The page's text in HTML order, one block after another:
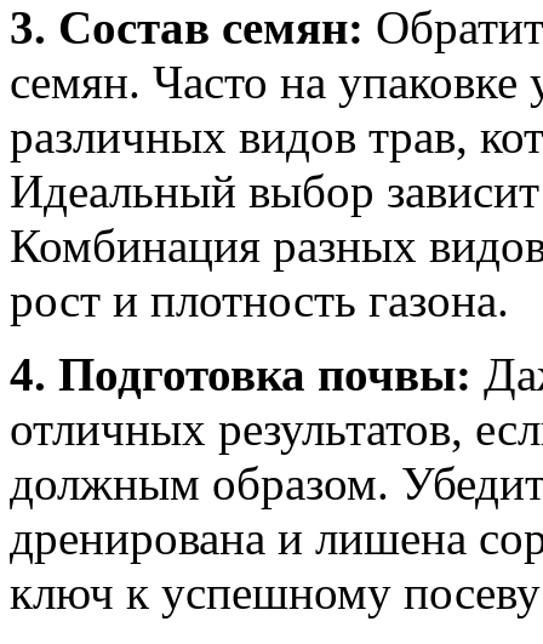
3. Состав семян:
семян. Часто на
различных видов трав,
Идеальный выбор
Комбинация разных
рост и плотность газона.
4. Подготовка почвы:
отличных результатов,
должным образом.
дренирована и лишена
ключ к успешному посеву